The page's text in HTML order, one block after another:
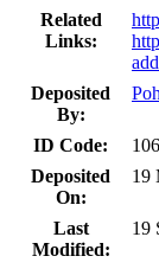
Related
Links:
Deposited
By:
ID Code:
Deposited
On:
19
Last
Modified:
19